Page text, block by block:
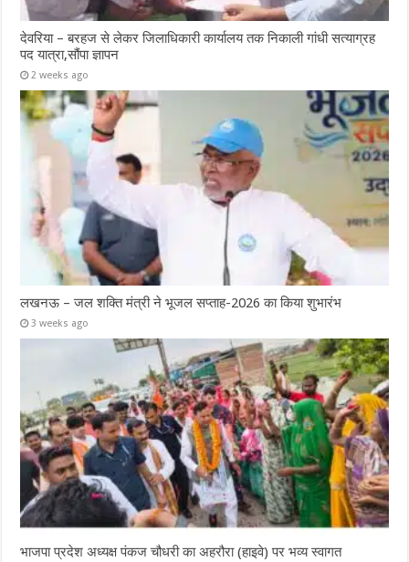
देवरिया – बरहज से लेकर जिलाधिकारी कार्यालय तक निकाली गांधी सत्याग्रह
पद यात्रा,सौंपा ज्ञापन
2 weeks ago
लखनऊ – जल शक्ति मंत्री ने भूजल सप्ताह-2026 का किया शुभारंभ
3 weeks ago
भाजपा प्रदेश अध्यक्ष पंकज चौधरी का अहरौरा (हाइवे) पर भव्य स्वागत